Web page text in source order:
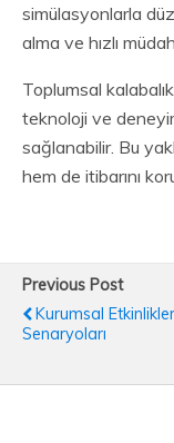
simülasyonlarla
alma ve hızlı
Toplumsal
teknoloji ve
sağlanabilir. Bu
hem de itibarını
Previous Post
Kurumsal
Senaryoları